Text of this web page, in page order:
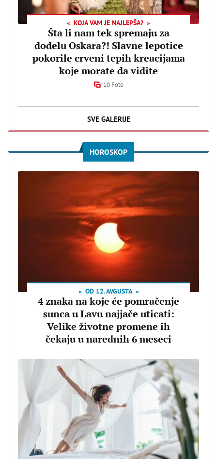
KOJA VAM JE NAJLEPŠA?
Šta li nam tek spremaju za
dodelu Oskara?! Slavne lepotice
pokorile crveni tepih kreacijama
koje morate da vidite
10 Foto
SVE GALERIJE
HOROSKOP
OD 12. AVGUSTA
4 znaka na koje će pomračenje
sunca u Lavu najjače uticati:
Velike životne promene ih
čekaju u narednih 6 meseci